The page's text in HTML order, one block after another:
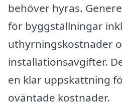
behöver hyras.
för byggställningar
uthyrningskostnader
installationsavgifter.
en klar uppskattning
oväntade kostnader.